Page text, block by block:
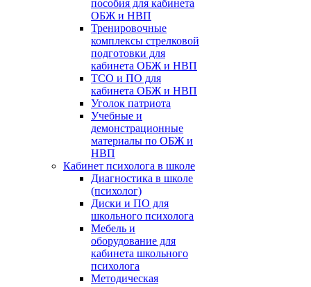
пособия для кабинета
ОБЖ и НВП
Тренировочные
комплексы стрелковой
подготовки для
кабинета ОБЖ и НВП
ТСО и ПО для
кабинета ОБЖ и НВП
Уголок патриота
Учебные и
демонстрационные
материалы по ОБЖ и
НВП
Кабинет психолога в школе
Диагностика в школе
(психолог)
Диски и ПО для
школьного психолога
Мебель и
оборудование для
кабинета школьного
психолога
Методическая